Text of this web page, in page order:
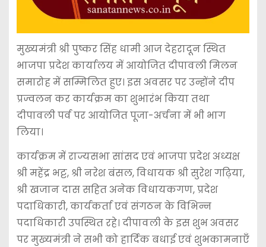
मुख्यमंत्री श्री पुष्कर सिंह धामी आज देहरादून स्थित
भाजपा प्रदेश कार्यालय में आयोजित दीपावली मिलन
समारोह में सम्मिलित हुए। इस अवसर पर उन्होंने दीप
प्रज्वलन कर कार्यक्रम का शुभारंभ किया तथा
दीपावली पर्व पर आयोजित पूजा-अर्चना में भी भाग
लिया।
कार्यक्रम में राज्यसभा सांसद एवं भाजपा प्रदेश अध्यक्ष
श्री महेंद्र भट्ट, श्री नरेश बंसल, विधायक श्री सुरेश गढ़िया,
श्री खजान दास सहित अनेक विधायकगण, प्रदेश
पदाधिकारी, कार्यकर्ता एवं संगठन के विभिन्न
पदाधिकारी उपस्थित रहे। दीपावली के इस शुभ अवसर
पर मुख्यमंत्री ने सभी को हार्दिक बधाई एवं शुभकामनाएँ